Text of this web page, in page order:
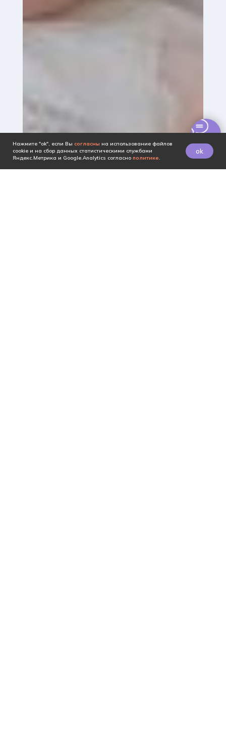
Нажмите "ok", если Вы согласны на использование файлов
cookie и на сбор данных статистическими службами
Яндекс.Метрика и Google.Analytics согласно политике.
ok